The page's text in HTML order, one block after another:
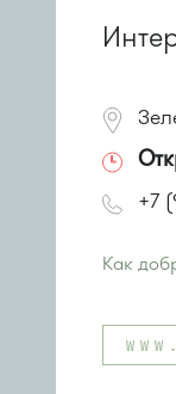
+7
Как
Автобус